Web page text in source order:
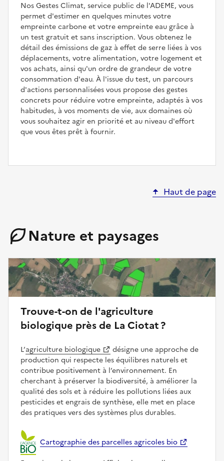
Nos Gestes Climat, service public de l'ADEME, vous
permet d'estimer en quelques minutes votre
empreinte carbone et votre empreinte eau grâce à
un test gratuit et sans inscription. Vous obtenez le
détail des émissions de gaz à effet de serre liées à vos
déplacements, votre alimentation, votre logement et
vos achats, ainsi qu'un ordre de grandeur de votre
consommation d'eau. À l'issue du test, un parcours
d'actions personnalisées vous propose des gestes
concrets pour réduire votre empreinte, adaptés à vos
habitudes, à vos moments de vie, aux domaines où
vous souhaitez agir en priorité et au niveau d'effort
que vous êtes prêt à fournir.
Haut de page
Nature et paysages
Trouve-t-on de l'agriculture
biologique près de La Ciotat ?
L’agriculture biologique
désigne une approche de
production qui respecte les équilibres naturels et
contribue positivement à l’environnement. En
cherchant à préserver la biodiversité, à améliorer la
qualité des sols et à réduire les pollutions liées aux
pesticides et engrais de synthèse, elle met en place
des pratiques vers des systèmes plus durables.
Cartographie des parcelles agricoles bio